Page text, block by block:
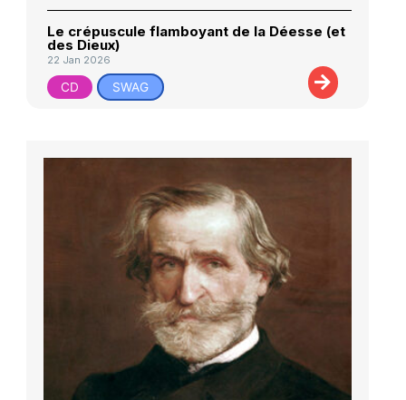
Le crépuscule flamboyant de la Déesse (et
des Dieux)
22 Jan 2026
CD SWAG